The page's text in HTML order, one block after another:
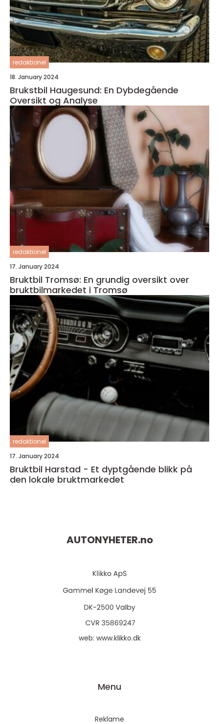
redaktionel
18. January 2024
Brukstbil Haugesund: En Dybdegående
Oversikt og Analyse
redaktionel
17. January 2024
Bruktbil Tromsø: En grundig oversikt over
bruktbilmarkedet i Tromsø
redaktionel
17. January 2024
Bruktbil Harstad - Et dyptgående blikk på
den lokale bruktmarkedet
AUTONYHETER.no
web: www.klikko.dk
Menu
Reklame